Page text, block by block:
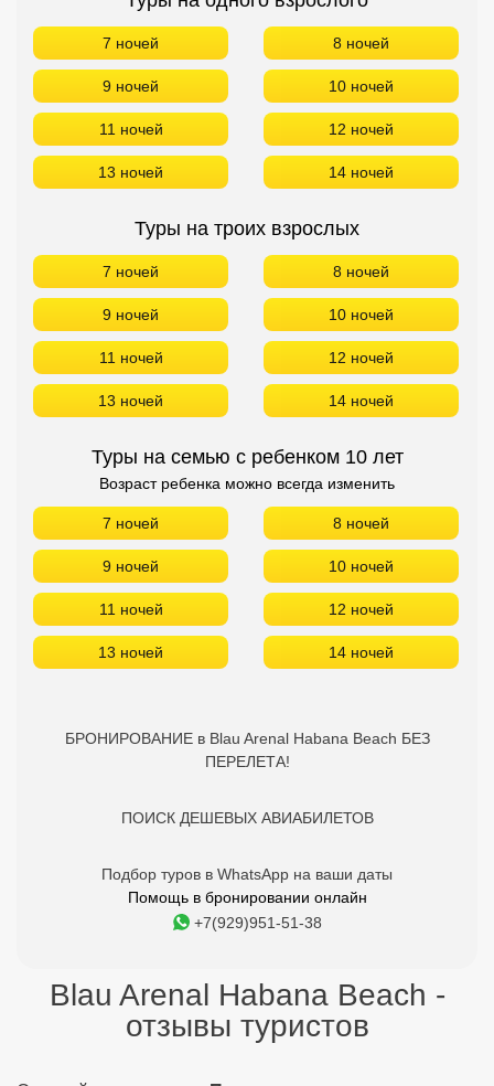
7 ночей 8 ночей
9 ночей 10 ночей
11 ночей 12 ночей
13 ночей 14 ночей
Туры на троих взрослых
7 ночей 8 ночей
9 ночей 10 ночей
11 ночей 12 ночей
13 ночей 14 ночей
Туры на семью с ребенком 10 лет
Возраст ребенка можно всегда изменить
7 ночей 8 ночей
9 ночей 10 ночей
11 ночей 12 ночей
13 ночей 14 ночей
БРОНИРОВАНИЕ в Blau Arenal Habana Beach БЕЗ
ПЕРЕЛЕТА!
ПОИСК ДЕШЕВЫХ АВИАБИЛЕТОВ
Подбор туров в WhatsApp на ваши даты
Помощь в бронировании онлайн
+7(929)951-51-38
Blau Arenal Habana Beach -
отзывы туристов